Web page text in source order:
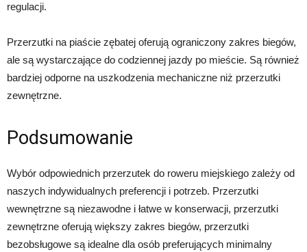
regulacji.
Przerzutki na piaście zębatej oferują ograniczony zakres biegów,
ale są wystarczające do codziennej jazdy po mieście. Są również
bardziej odporne na uszkodzenia mechaniczne niż przerzutki
zewnętrzne.
Podsumowanie
Wybór odpowiednich przerzutek do roweru miejskiego zależy od
naszych indywidualnych preferencji i potrzeb. Przerzutki
wewnętrzne są niezawodne i łatwe w konserwacji, przerzutki
zewnętrzne oferują większy zakres biegów, przerzutki
bezobsługowe są idealne dla osób preferujących minimalny